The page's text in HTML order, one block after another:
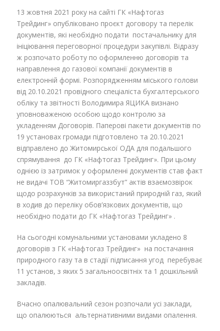
13 жовтня 2021 року на сайті ГК «Нафтогаз
Трейдинг» опубліковано проєкт договору та перелік
документів, які необхідно подати постачальнику для
ініціювання переговорної процедури закупівлі. Відразу
ж розпочато роботу по оформленню договорів та
направлення до газової компанії документів в
електронній формі. Розпорядженням міського голови
від 20.10.2021 провідного спеціаліста бухгалтерського
обліку та звітності Володимира ЯЦИКА визнано
уповноваженою особою щодо контролю за
укладенням Договорів. Паперові пакети документів по
19 установах громади підготовлено та 20.10.2021
відправлено до Житомирської ОДА для подальшого
спрямування до ГК «Нафтогаз Трейдинг». При цьому
однією із затримок у оформленні документів став факт
не видачі ТОВ “Житомиргаззбут” актів взаємозвірок
щодо розрахунків за використаний природній газ, який
в ходив до переліку обов’язкових документів, що
необхідно подати до ГК «Нафтогаз Трейдинг» .
На сьогодні комунальними установами укладено 8
договорів з ГК «Нафтогаз Трейдинг» на постачання
природного газу та в стадії підписання угод перебуває
11 установ, з яких 5 загальноосвітніх та 1 дошкільний
закладів.
Вчасно опалювальний сезон розпочали усі заклади,
що опалюються альтернативними видами опалення.